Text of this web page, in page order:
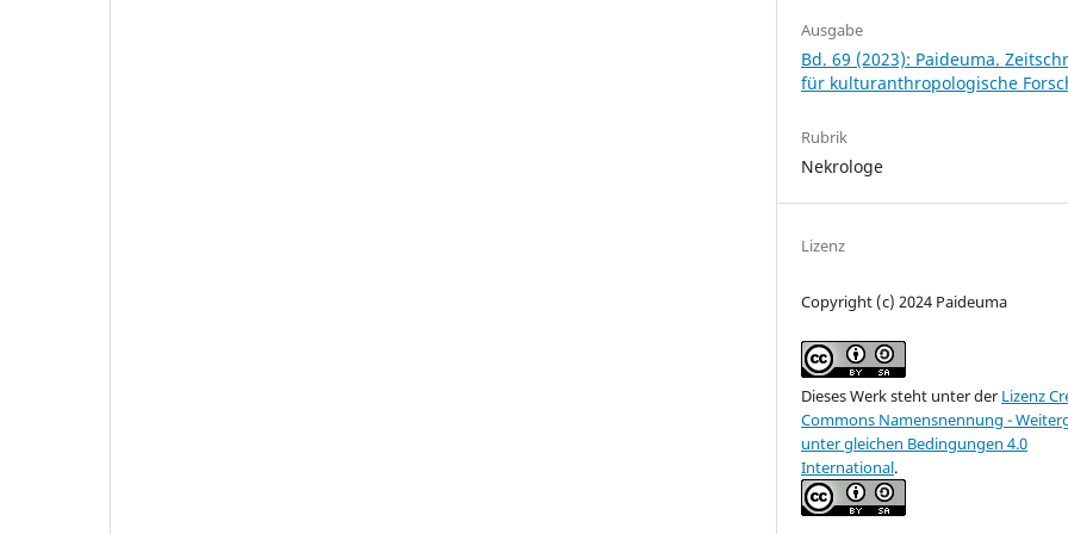
Ausgabe
Bd. 69 (2023): Paideuma.
für kulturanthropologische
Rubrik
Nekrologe
Lizenz
Copyright (c) 2024 Paideuma
Dieses Werk steht unter der Lizenz
Commons Namensnennung -
unter gleichen Bedingungen 4.0
International.